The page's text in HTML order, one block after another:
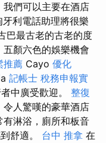
們可以主要在酒店
利電話助理將很樂
巴最古老的古老的度
顏六色的娛樂機會
推薦 Cayo 優化
記帳士 稅務申報實
中廣受歡迎。 整復
人驚嘆的豪華酒店
淋浴，廁所和板音
舒適。 台中 推拿 在